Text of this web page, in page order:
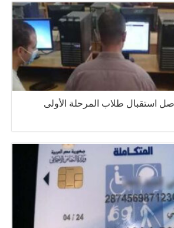
استقبال طلاب المرحلة الأولى